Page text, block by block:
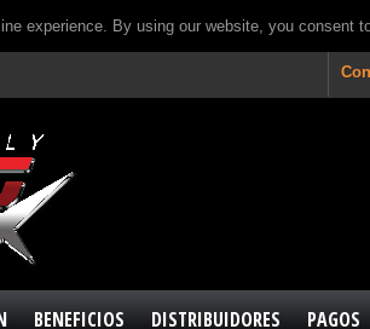
experience. By using our website, you consent
BENEFICIOS DISTRIBUIDORES PAGOS